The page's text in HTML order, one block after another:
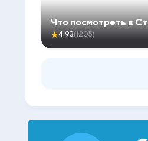
Что посмотреть в
★4.93(1205)